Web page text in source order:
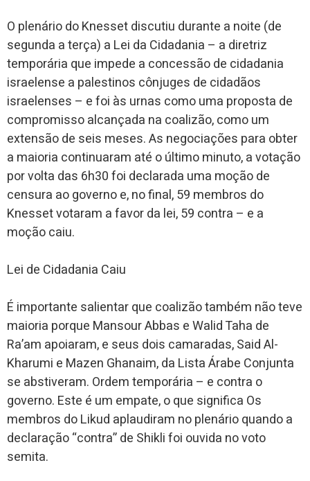
O plenário do Knesset discutiu durante a noite (de
segunda a terça) a Lei da Cidadania – a diretriz
temporária que impede a concessão de cidadania
israelense a palestinos cônjuges de cidadãos
israelenses – e foi às urnas como uma proposta de
compromisso alcançada na coalizão, como um
extensão de seis meses. As negociações para obter
a maioria continuaram até o último minuto, a votação
por volta das 6h30 foi declarada uma moção de
censura ao governo e, no final, 59 membros do
Knesset votaram a favor da lei, 59 contra – e a
moção caiu.
Lei de Cidadania Caiu
É importante salientar que coalizão também não teve
maioria porque Mansour Abbas e Walid Taha de
Ra’am apoiaram, e seus dois camaradas, Said Al-
Kharumi e Mazen Ghanaim, da Lista Árabe Conjunta
se abstiveram. Ordem temporária – e contra o
governo. Este é um empate, o que significa Os
membros do Likud aplaudiram no plenário quando a
declaração “contra” de Shikli foi ouvida no voto
semita.